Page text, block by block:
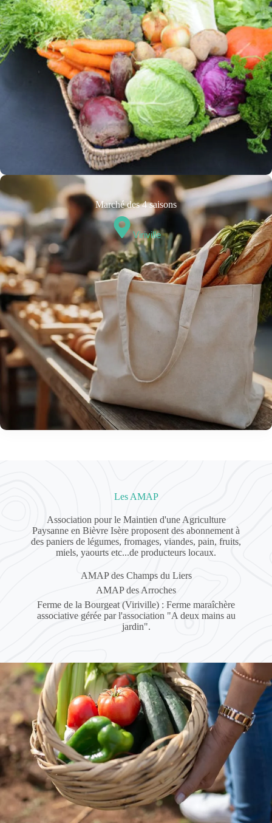
Marché des 4 saisons
Viriville
Les AMAP
Association pour le Maintien d'une Agriculture
Paysanne en Bièvre Isère proposent des abonnement à
des paniers de légumes, fromages, viandes, pain, fruits,
miels, yaourts etc...de producteurs locaux.
AMAP des Champs du Liers
AMAP des Arroches
Ferme de la Bourgeat (Viriville) : Ferme maraîchère
associative gérée par l'association "A deux mains au
jardin".